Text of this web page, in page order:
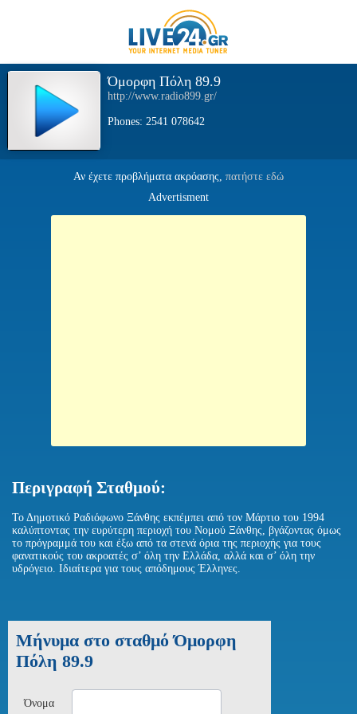
Όμορφη Πόλη 89.9
http://www.radio899.gr/
Phones: 2541 078642
Αν έχετε προβλήματα ακρόασης, πατήστε εδώ
Advertisment
Περιγραφή Σταθμού:
Το Δημοτικό Ραδιόφωνο Ξάνθης εκπέμπει από τον Μάρτιο του 1994
καλύπτοντας την ευρύτερη περιοχή του Νομού Ξάνθης, βγάζοντας όμως
το πρόγραμμά του και έξω από τα στενά όρια της περιοχής για τους
φανατικούς του ακροατές σ’ όλη την Ελλάδα, αλλά και σ’ όλη την
υδρόγειο. Ιδιαίτερα για τους απόδημους Έλληνες.
Μήνυμα στο σταθμό Όμορφη
Πόλη 89.9
Όνομα